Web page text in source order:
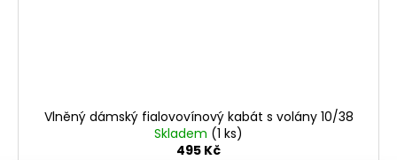
Vlněný dámský fialovovínový kabát s volány 10/38
Skladem (1 ks)
495 Kč